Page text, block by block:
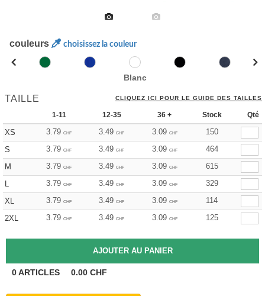
couleurs choisissez la couleur
Blanc
TAILLE CLIQUEZ ICI POUR LE GUIDE DES TAILLES
1-11 12-35 36 + Stock Qté
XS 3.79 CHF 3.49 CHF 3.09 CHF
150
S
3.79 CHF 3.49 CHF 3.09 CHF
464
M
3.79 CHF 3.49 CHF 3.09 CHF
615
L
3.79 CHF 3.49 CHF 3.09 CHF
329
XL
3.79 CHF 3.49 CHF 3.09 CHF
114
2XL
3.79 CHF 3.49 CHF 3.09 CHF 125
0ARTICLES 0.00 CHF